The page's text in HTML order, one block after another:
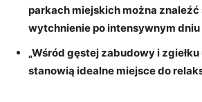
parkach ⁢miejskich można ​znaleźć
wytchnienie po intensywnym dniu
„Wśród gęstej zabudowy i
stanowią idealne miejsce do